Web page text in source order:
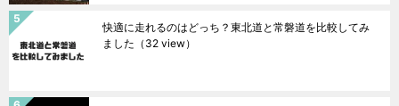
快適に走れるのはどっち？東北道と常磐道を比較してみ
ました （32 view）